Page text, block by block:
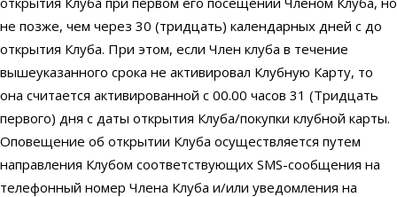
не позже, чем через 30 (тридцать) календарных дней с до
открытия Клуба. При этом, если Член клуба в течение
вышеуказанного срока не активировал Клубную Карту, то
она считается активированной с 00.00 часов 31 (Тридцать
первого) дня с даты открытия Клуба/покупки клубной карты.
Оповещение об открытии Клуба осуществляется путем
направления Клубом соответствующих SMS-сообщения на
телефонный номер Члена Клуба и/или уведомления на